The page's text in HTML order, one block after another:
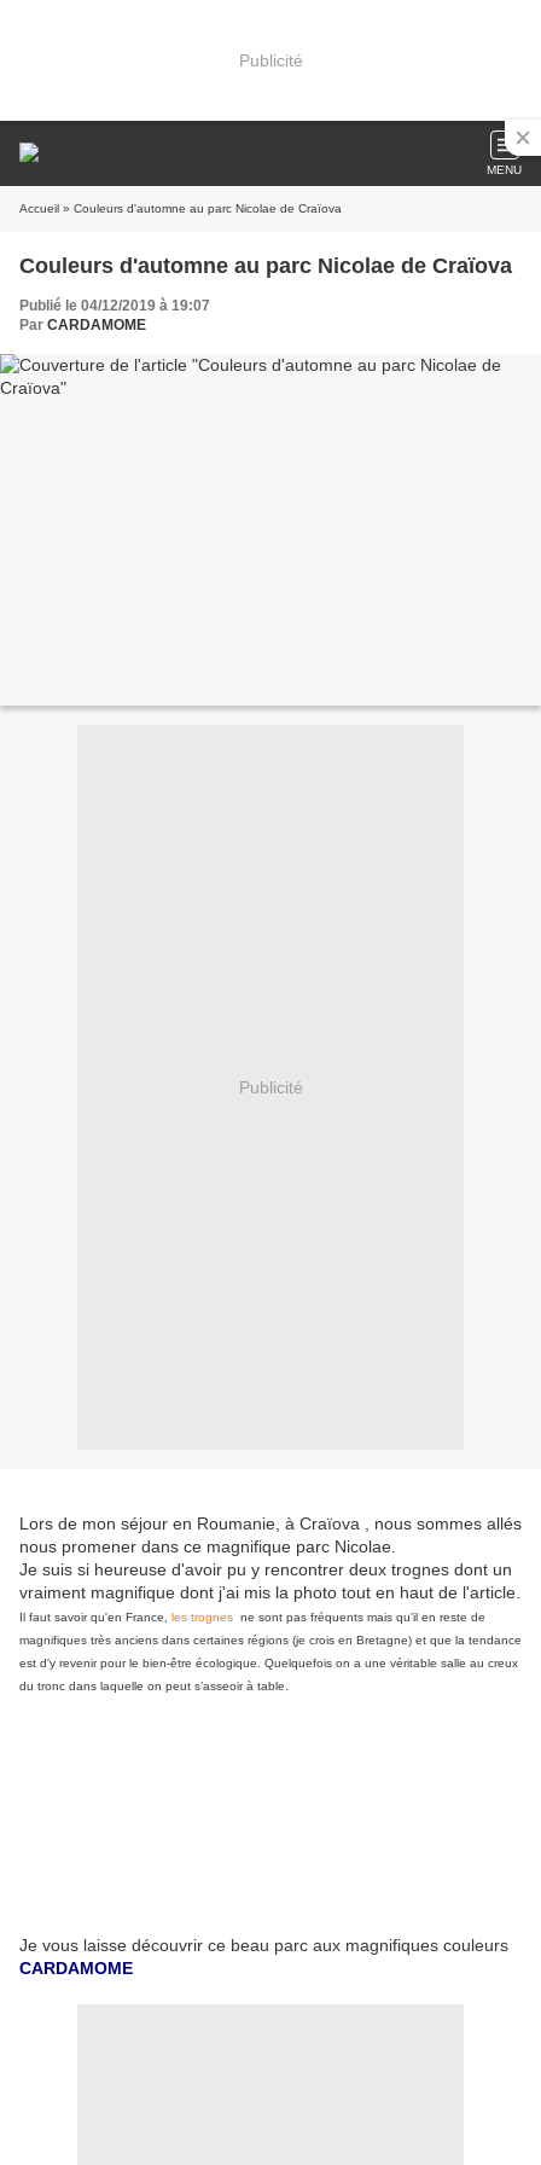
Publicité
MENU
Accueil » Couleurs d'automne au parc Nicolae de Craïova
Couleurs d'automne au parc Nicolae de Craïova
Publié le 04/12/2019 à 19:07
Par CARDAMOME
Publicité
Lors de mon séjour en Roumanie, à Craïova , nous sommes allés
nous promener dans ce magnifique parc Nicolae.
Je suis si heureuse d'avoir pu y rencontrer deux trognes dont un
vraiment magnifique dont j'ai mis la photo tout en haut de l'article.
Il faut savoir qu'en France, les trognes ne sont pas fréquents mais qu'il en reste de
magnifiques très anciens dans certaines régions (je crois en Bretagne) et que la tendance
est d'y revenir pour le bien-être écologique. Quelquefois on a une véritable salle au creux
du tronc dans laquelle on peut s’asseoir à table.
Je vous laisse découvrir ce beau parc aux magnifiques couleurs
CARDAMOME